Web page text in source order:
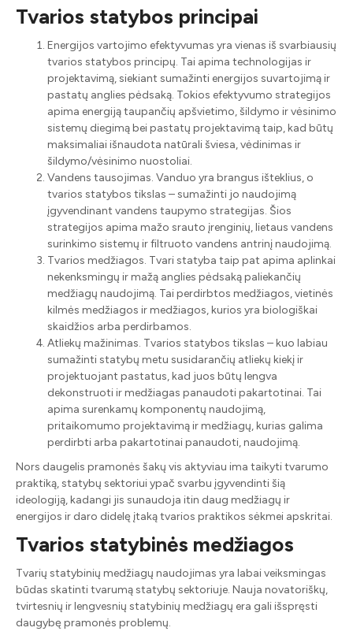
Tvarios statybos principai
Energijos vartojimo efektyvumas yra vienas iš svarbiausių
tvarios statybos principų. Tai apima technologijas ir
projektavimą, siekiant sumažinti energijos suvartojimą ir
pastatų anglies pėdsaką. Tokios efektyvumo strategijos
apima energiją taupančių apšvietimo, šildymo ir vėsinimo
sistemų diegimą bei pastatų projektavimą taip, kad būtų
maksimaliai išnaudota natūrali šviesa, vėdinimas ir
šildymo/vėsinimo nuostoliai.
Vandens tausojimas. Vanduo yra brangus išteklius, o
tvarios statybos tikslas – sumažinti jo naudojimą
įgyvendinant vandens taupymo strategijas. Šios
strategijos apima mažo srauto įrenginių, lietaus vandens
surinkimo sistemų ir filtruoto vandens antrinį naudojimą.
Tvarios medžiagos. Tvari statyba taip pat apima aplinkai
nekenksmingų ir mažą anglies pėdsaką paliekančių
medžiagų naudojimą. Tai perdirbtos medžiagos, vietinės
kilmės medžiagos ir medžiagos, kurios yra biologiškai
skaidžios arba perdirbamos.
Atliekų mažinimas. Tvarios statybos tikslas – kuo labiau
sumažinti statybų metu susidarančių atliekų kiekį ir
projektuojant pastatus, kad juos būtų lengva
dekonstruoti ir medžiagas panaudoti pakartotinai. Tai
apima surenkamų komponentų naudojimą,
pritaikomumo projektavimą ir medžiagų, kurias galima
perdirbti arba pakartotinai panaudoti, naudojimą.
Nors daugelis pramonės šakų vis aktyviau ima taikyti tvarumo
praktiką, statybų sektoriui ypač svarbu įgyvendinti šią
ideologiją, kadangi jis sunaudoja itin daug medžiagų ir
energijos ir daro didelę įtaką tvarios praktikos sėkmei apskritai.
Tvarios statybinės medžiagos
Tvarių statybinių medžiagų naudojimas yra labai veiksmingas
būdas skatinti tvarumą statybų sektoriuje. Nauja novatoriškų,
tvirtesnių ir lengvesnių statybinių medžiagų era gali išspręsti
daugybę pramonės problemų.